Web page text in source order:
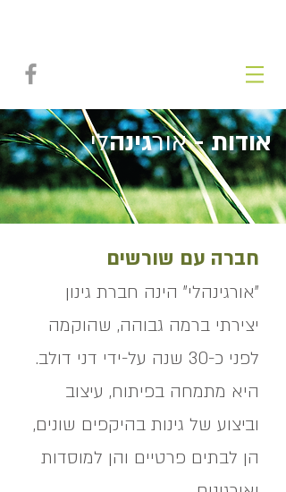
דני דולב
אודות -אורגינהלי
חברה עם שורשים
"אורגינהלי" הינה חברת גינון
יצירתי ברמה גבוהה, שהוקמה
לפני כ-30 שנה על-ידי דני דולב.
היא מתמחה בפיתוח, עיצוב
וביצוע של גינות בהיקפים שונים,
הן לבתים פרטיים והן למוסדות